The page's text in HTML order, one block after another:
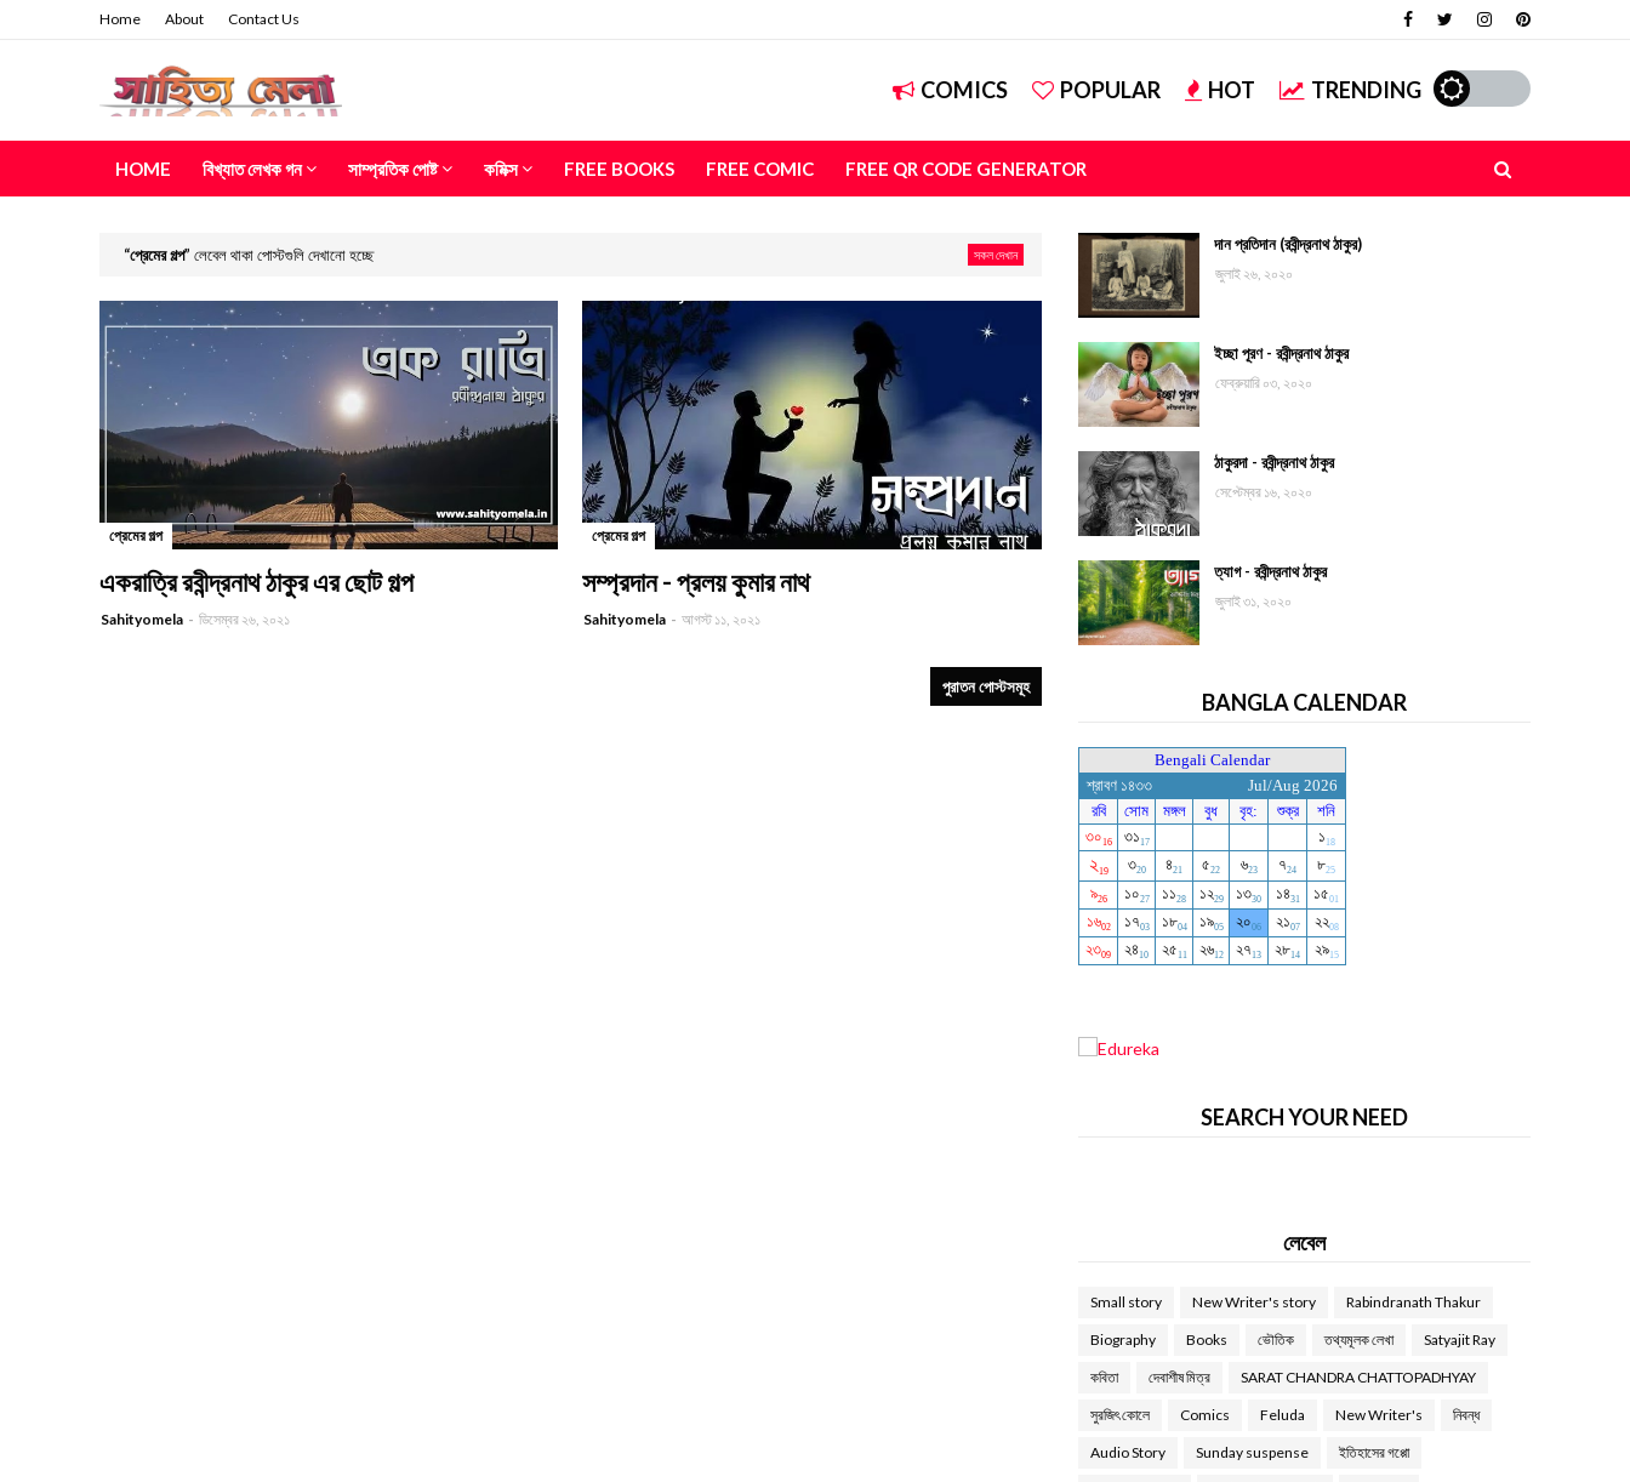
Home About Contact Us
COMICS POPULAR HOT TRENDING
HOME বিখ্যাত লেখক গন সাম্প্রতিক পোষ্ট কমিক্স FREE BOOKS FREE COMIC FREE QR CODE GENERATOR
প্রেমের গল্প লেবেল থাকা পোস্টগুলি দেখানো হচ্ছে সকল দেখান
প্রেমের গল্প
একরাত্রি রবীন্দ্রনাথ ঠাকুর এর ছোট গল্প
Sahityomela ডিসেম্বর ২৬, ২০২১
প্রেমের গল্প
সম্প্রদান - প্রলয় কুমার নাথ
Sahityomela আগস্ট ১১, ২০২১
পুরাতন পোস্টসমূহ
দান প্রতিদান (রবীন্দ্রনাথ ঠাকুর)
জুলাই ২৬, ২০২০
ইচ্ছা পূরণ - রবীন্দ্রনাথ ঠাকুর
ফেব্রুয়ারি ০৩, ২০২০
ঠাকুরদা - রবীন্দ্রনাথ ঠাকুর
সেপ্টেম্বর ১৬, ২০২০
ত্যাগ - রবীন্দ্রনাথ ঠাকুর
জুলাই ৩১, ২০২০
BANGLA CALENDAR
SEARCH YOUR NEED
লেবেল
Small story New Writer's story Rabindranath Thakur
Biography Books ভৌতিক তথ্যমূলক লেখা Satyajit Ray
কবিতা দেবাশীষ মিত্র SARAT CHANDRA CHATTOPADHYAY
সুরজিৎ কোলে Comics Feluda New Writer's নিবন্ধ
Audio Story Sunday suspense ইতিহাসের গপ্পো